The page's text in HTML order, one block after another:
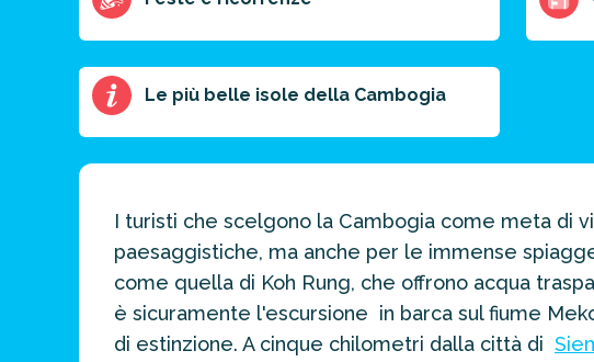
prossima
destinazione
di viaggio.
FAI
PREVENTIVO
Le più belle isole della Cambogia
I turisti che scelgono la Cambogia come meta di
paesaggistiche, ma anche per le immense
come quella di Koh Rung, che offrono acqua
è sicuramente l'escursione in barca sul fiume
di estinzione. A cinque chilometri dalla città di